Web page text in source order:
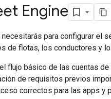
Engine
para configurar el
de flotas, los conductores y
flujo básico de las cuentas
de requisitos previos
correctos para las apps y